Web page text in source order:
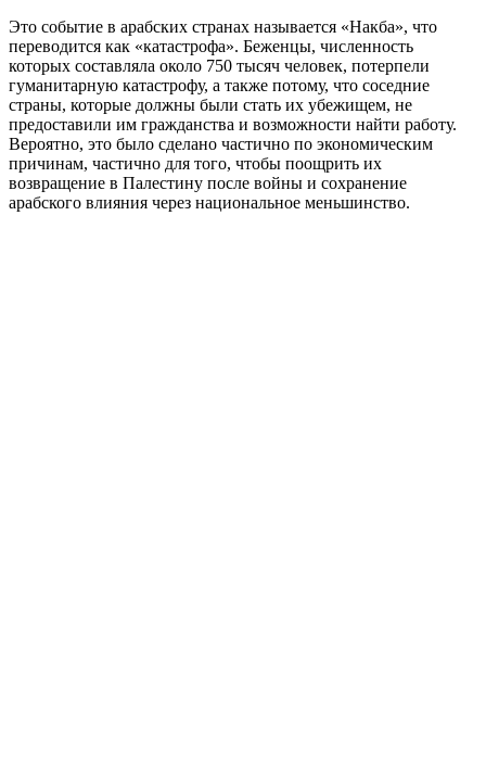
Это событие в арабских странах называется «Накба», что
переводится как «катастрофа». Беженцы, численность
которых составляла около 750 тысяч человек, потерпели
гуманитарную катастрофу, а также потому, что соседние
страны, которые должны были стать их убежищем, не
предоставили им гражданства и возможности найти работу.
Вероятно, это было сделано частично по экономическим
причинам, частично для того, чтобы поощрить их
возвращение в Палестину после войны и сохранение
арабского влияния через национальное меньшинство.